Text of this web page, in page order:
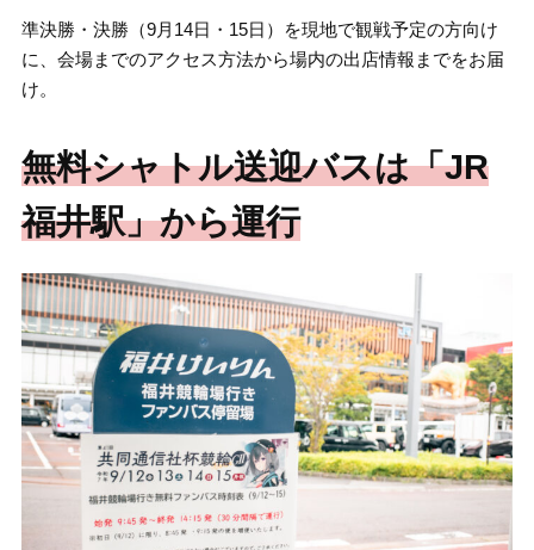
準決勝・決勝（9月14日・15日）を現地で観戦予定の方向け
に、会場までのアクセス方法から場内の出店情報までをお届
け。
無料シャトル送迎バスは「JR
福井駅」から運行